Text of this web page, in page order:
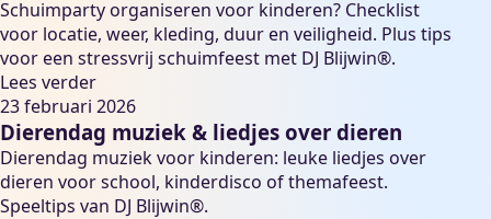
Schuimparty organiseren voor kinderen? Checklist
voor locatie, weer, kleding, duur en veiligheid. Plus tips
voor een stressvrij schuimfeest met DJ Blijwin®.
Lees verder
23 februari 2026
Dierendag muziek & liedjes over dieren
Dierendag muziek voor kinderen: leuke liedjes over
dieren voor school, kinderdisco of themafeest.
Speeltips van DJ Blijwin®.